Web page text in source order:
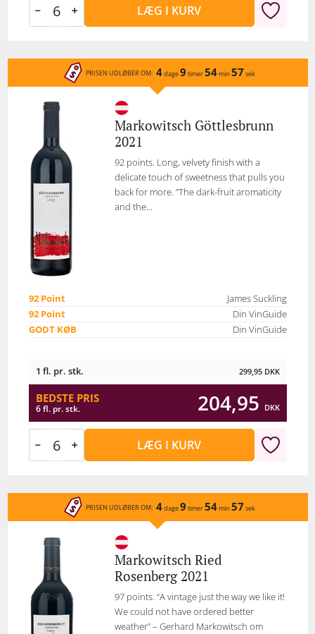
LÆG I KURV
PRISEN UDLØBER OM: 4dage9 timer54min 57 sek
Markowitsch Göttlesbrunn
2021
92 points. Long, velvety finish with a
delicate touch of sweetness that pulls you
back for more. ”The dark-fruit aromaticity
and the...
92 Point
James Suckling
92 Point
Din VinGuide
GODT KØB
Din VinGuide
1 fl. pr. stk. 299,95 DKK
BEDSTE PRIS
6 fl. pr. stk. 204,95 DKK
LÆG I KURV
PRISEN UDLØBER OM: 4dage9 timer54min 57 sek
Markowitsch Ried
Rosenberg 2021
97 points. “A vintage just the way we like it!
We could not have ordered better
weather” – Gerhard Markowitsch om